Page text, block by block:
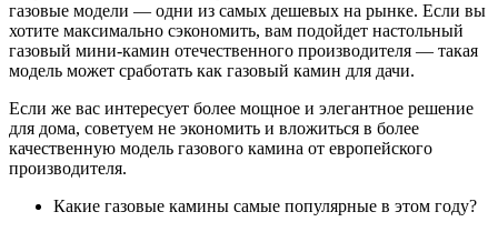
газовые модели — одни из самых дешевых на рынке. Если вы
хотите максимально сэкономить, вам подойдет настольный
газовый мини-камин отечественного производителя — такая
модель может сработать как газовый камин для дачи.
Если же вас интересует более мощное и элегантное решение
для дома, советуем не экономить и вложиться в более
качественную модель газового камина от европейского
производителя.
Какие газовые камины самые популярные в этом году?